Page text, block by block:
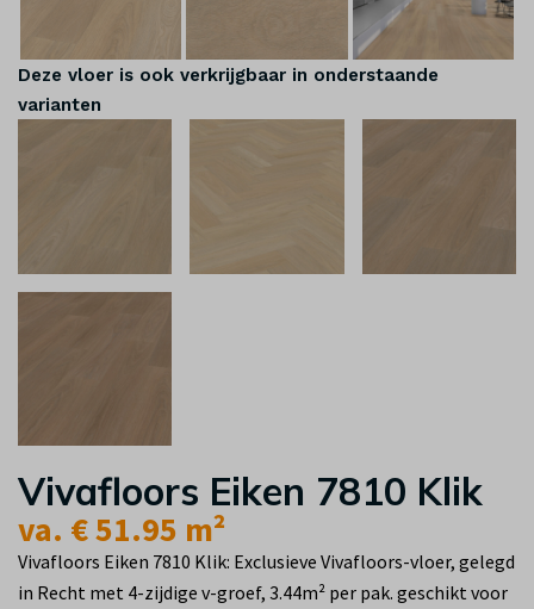
Deze vloer is ook verkrijgbaar in onderstaande
varianten
Vivafloors Eiken 7810 Klik
va. € 51.95 m²
Vivafloors Eiken 7810 Klik: Exclusieve Vivafloors-vloer, gelegd
in Recht met 4-zijdige v-groef, 3.44m² per pak. geschikt voor